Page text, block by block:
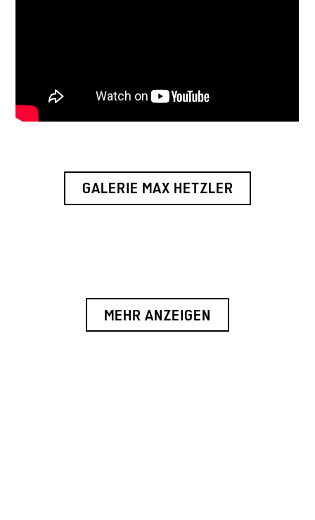
GALERIE MAX HETZLER
MEHR ANZEIGEN